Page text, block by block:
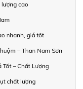
lượng cao
nhanh, giá tốt
– Than Nam Sơn
Tốt – Chất Lượng
chất lượng